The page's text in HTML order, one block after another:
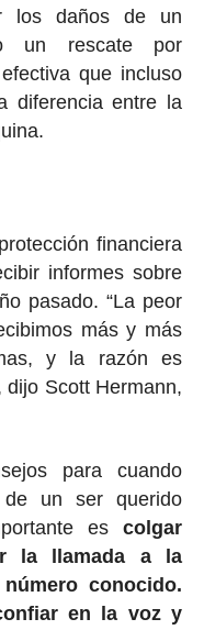
los daños de un
o un rescate por
que incluso
diferencia entre la
financiera
informes sobre
pasado. “La peor
más y más
y la razón es
dijo Scott Hermann,
para cuando
de un ser querido
es colgar
la llamada a la
conocido.
en la voz y